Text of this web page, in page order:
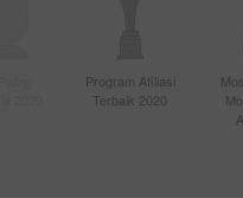
Program Afiliasi
Terbaik 2020